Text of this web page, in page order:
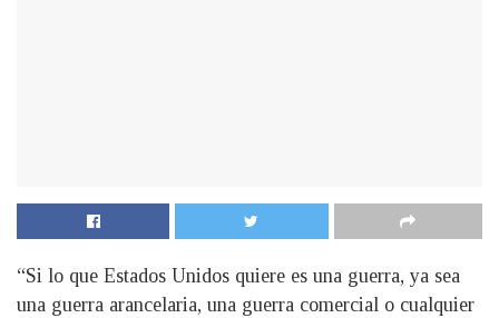
“Si lo que Estados Unidos quiere es una guerra, ya sea
una guerra arancelaria, una guerra comercial o cualquier